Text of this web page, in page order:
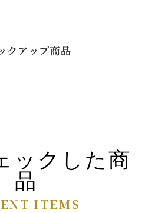
クアップ商品
ックした商
品
ITEMS